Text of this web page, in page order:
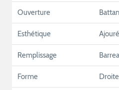
Ouverture
Esthétique Ajouré
Remplissage
Forme Droite